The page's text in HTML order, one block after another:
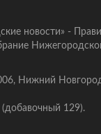
новости» -
Нижний
129).